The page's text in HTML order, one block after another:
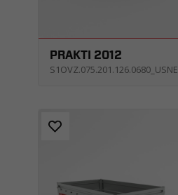
PRAKTI 2012
S1OVZ.075.201.126.0680_USNE